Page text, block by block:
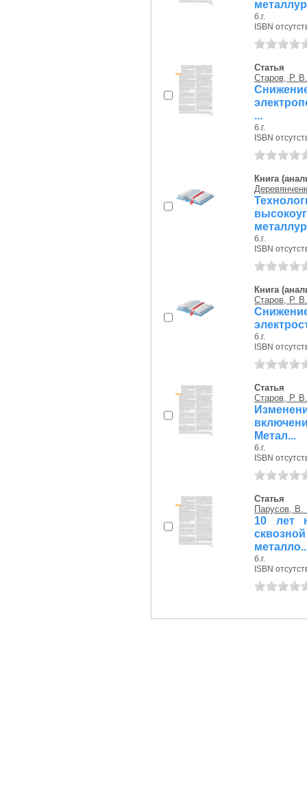
б.г.
ISBN
Статья
Старов, Р. В.
...
б.г.
ISBN
Книга
б.г.
ISBN
Книга
Старов, Р. В.
б.г.
ISBN
Статья
Старов, Р. В.
Метал...
б.г.
ISBN
Статья
Парусов, В.
10 лет
б.г.
ISBN